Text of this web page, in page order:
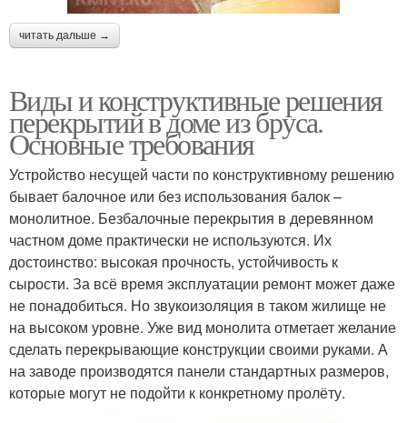
читать дальше →
Виды и конструктивные решения
перекрытий в доме из бруса.
Основные требования
Устройство несущей части по конструктивному решению
бывает балочное или без использования балок –
монолитное. Безбалочные перекрытия в деревянном
частном доме практически не используются. Их
достоинство: высокая прочность, устойчивость к
сырости. За всё время эксплуатации ремонт может даже
не понадобиться. Но звукоизоляция в таком жилище не
на высоком уровне. Уже вид монолита отметает желание
сделать перекрывающие конструкции своими руками. А
на заводе производятся панели стандартных размеров,
которые могут не подойти к конкретному пролёту.